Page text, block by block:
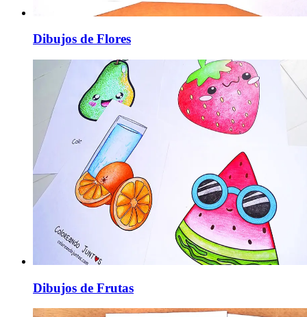
Dibujos de Flores
Dibujos de Frutas